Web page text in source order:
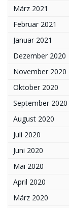
März 2021
Februar 2021
Januar 2021
Dezember 2020
November 2020
Oktober 2020
September 2020
August 2020
Juli 2020
Juni 2020
Mai 2020
April 2020
März 2020